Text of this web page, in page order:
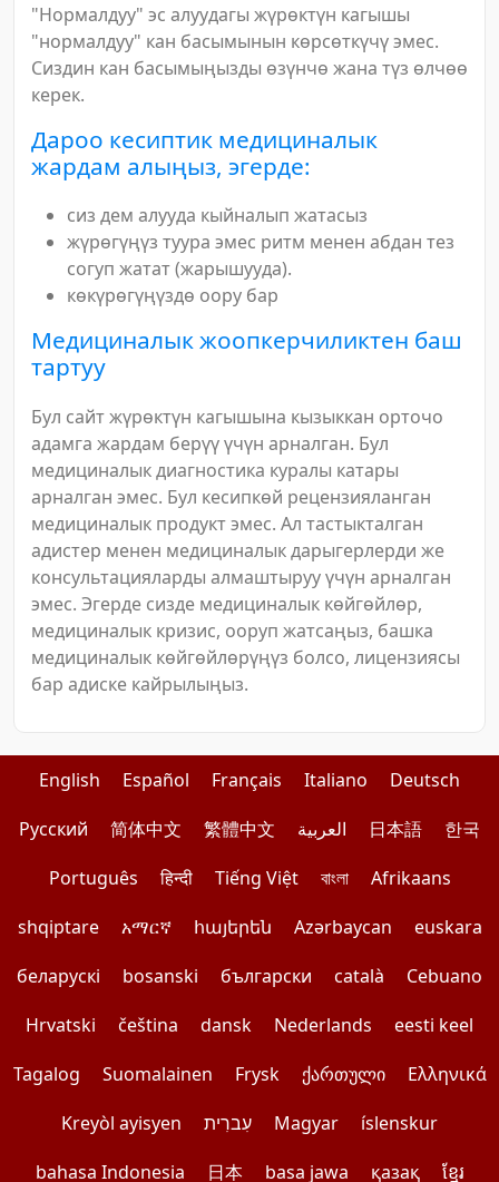
"Нормалдуу" эс алуудагы жүрөктүн кагышы
"нормалдуу" кан басымынын көрсөткүчү эмес.
Сиздин кан басымыңызды өзүнчө жана түз өлчөө
керек.
Дароо кесиптик медициналык
жардам алыңыз, эгерде:
сиз дем алууда кыйналып жатасыз
жүрөгүңүз туура эмес ритм менен абдан тез
согуп жатат (жарышууда).
көкүрөгүңүздө оору бар
Медициналык жоопкерчиликтен баш
тартуу
Бул сайт жүрөктүн кагышына кызыккан орточо
адамга жардам берүү үчүн арналган. Бул
медициналык диагностика куралы катары
арналган эмес. Бул кесипкөй рецензияланган
медициналык продукт эмес. Ал тастыкталган
адистер менен медициналык дарыгерлерди же
консультацияларды алмаштыруу үчүн арналган
эмес. Эгерде сизде медициналык көйгөйлөр,
медициналык кризис, ооруп жатсаңыз, башка
медициналык көйгөйлөрүңүз болсо, лицензиясы
бар адиске кайрылыңыз.
English Español Français Italiano
Deutsch
Pусский
简体中文 繁體中文 العربية 日本語
한국
Português
हिन्दी Tiếng Việt বাংলা
Afrikaans
shqiptare
አማርኛ հայերեն Azərbaycan
euskara
беларускі
bosanski български català
Cebuano
Hrvatski
čeština dansk Nederlands
eesti keel
Tagalog
Suomalainen Frysk ქართული
Ελληνικά
Kreyòl ayisyen
עִברִית Magyar
íslenskur
bahasa Indonesia
日本 basa jawa қазақ ខ្មែរ